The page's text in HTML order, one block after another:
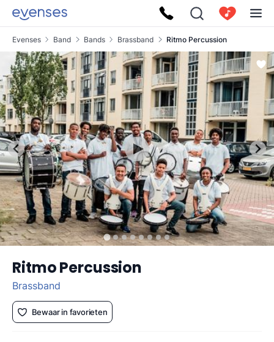
Evenses Band Bands Brassband Ritmo Percussion
Ritmo Percussion
Brassband
Bewaar in favorieten